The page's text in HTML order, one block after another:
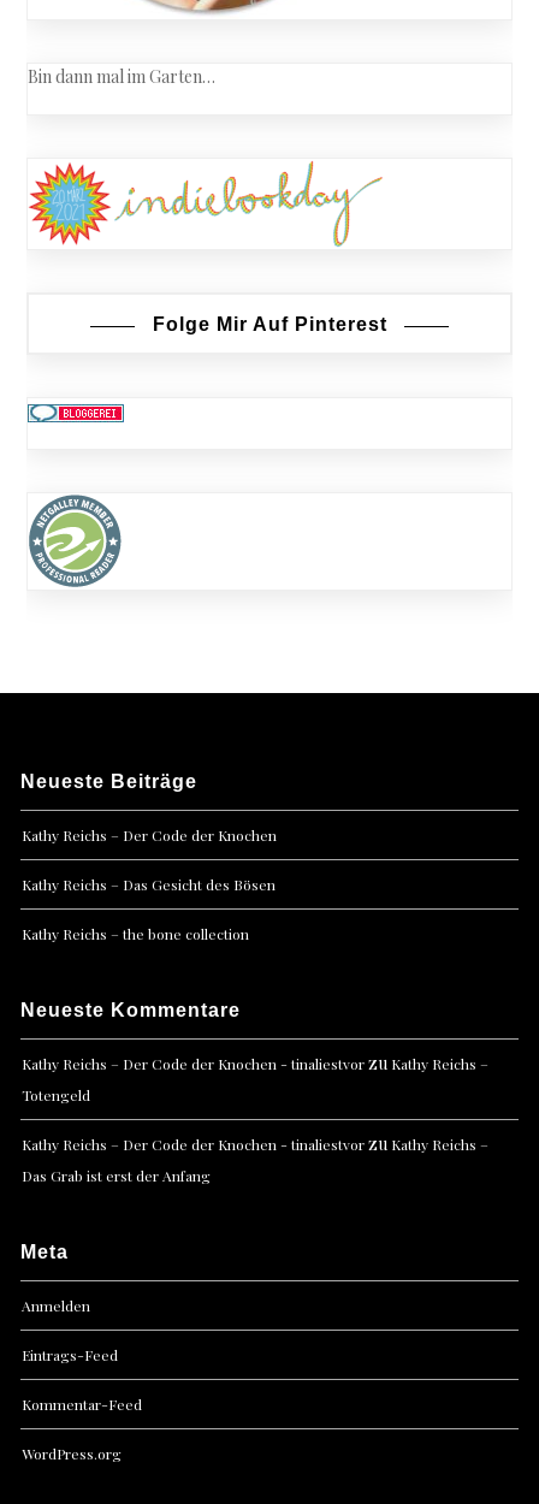
Bin dann mal im Garten…
Folge Mir Auf Pinterest
Neueste Beiträge
Kathy Reichs – Der Code der Knochen
Kathy Reichs – Das Gesicht des Bösen
Kathy Reichs – the bone collection
Neueste Kommentare
Kathy Reichs – Der Code der Knochen - tinaliestvorzu Kathy Reichs –
Totengeld
Kathy Reichs – Der Code der Knochen - tinaliestvorzu Kathy Reichs –
Das Grab ist erst der Anfang
Meta
Anmelden
Eintrags-Feed
Kommentar-Feed
WordPress.org